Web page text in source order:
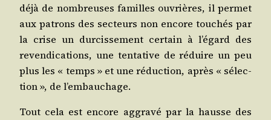
déjà de nom­breuses familles ouvrières, il per­met
aux patrons des sec­teurs non encore tou­chés par
la crise un dur­cis­se­ment cer­tain à l’é­gard des
reven­di­ca­tions, une ten­ta­tive de réduire un peu
plus les « temps » et une réduc­tion, après « sélec­
tion », de l’embauchage.
Tout cela est encore aggra­vé par la hausse des